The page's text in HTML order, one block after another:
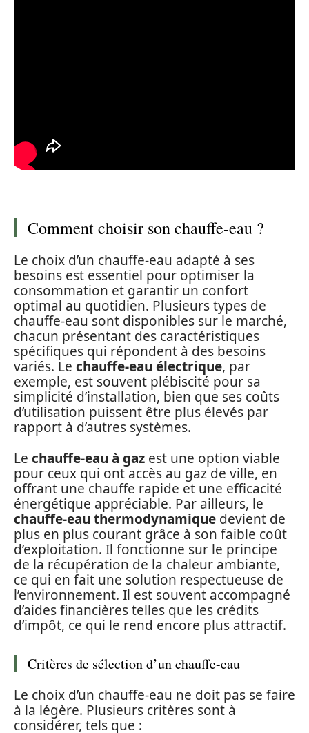
Comment choisir son chauffe-eau ?
Le choix d’un chauffe-eau adapté à ses
besoins est essentiel pour optimiser la
consommation et garantir un confort
optimal au quotidien. Plusieurs types de
chauffe-eau sont disponibles sur le marché,
chacun présentant des caractéristiques
spécifiques qui répondent à des besoins
variés. Le chauffe-eau électrique, par
exemple, est souvent plébiscité pour sa
simplicité d’installation, bien que ses coûts
d’utilisation puissent être plus élevés par
rapport à d’autres systèmes.
Le chauffe-eau à gaz est une option viable
pour ceux qui ont accès au gaz de ville, en
offrant une chauffe rapide et une efficacité
énergétique appréciable. Par ailleurs, le
chauffe-eau thermodynamique devient de
plus en plus courant grâce à son faible coût
d’exploitation. Il fonctionne sur le principe
de la récupération de la chaleur ambiante,
ce qui en fait une solution respectueuse de
l’environnement. Il est souvent accompagné
d’aides financières telles que les crédits
d’impôt, ce qui le rend encore plus attractif.
Critères de sélection d’un chauffe-eau
Le choix d’un chauffe-eau ne doit pas se faire
à la légère. Plusieurs critères sont à
considérer, tels que :